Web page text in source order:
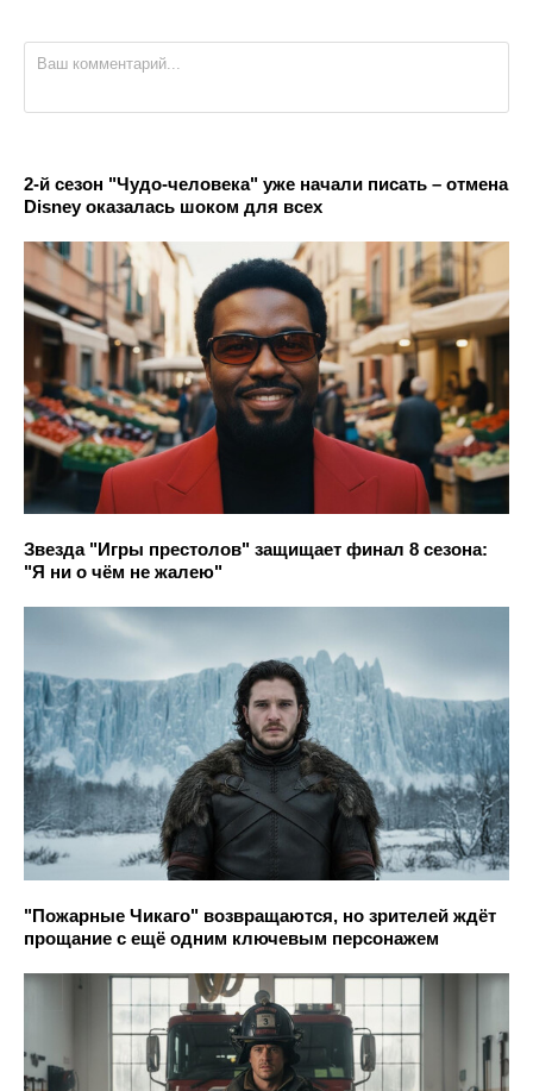
2-й сезон "Чудо-человека" уже начали писать – отмена
Disney оказалась шоком для всех
Звезда "Игры престолов" защищает финал 8 сезона:
"Я ни о чём не жалею"
"Пожарные Чикаго" возвращаются, но зрителей ждёт
прощание с ещё одним ключевым персонажем